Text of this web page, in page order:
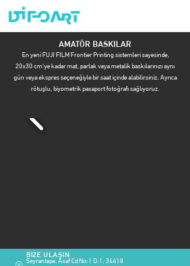
AMATÖR BASKILAR
En yeni FUJI FILM Frontier Printing sistemleri sayesinde,
20x30 cm'ye kadar mat, parlak veya metalik baskılarınızı aynı
gün veya ekspres seçeneğiyle bir saat içinde alabilirsiniz. Ayrıca
rötuşlu, biyometrik pasaport fotoğrafı sağlıyoruz.
BİZE ULAŞIN
Seyrantepe, Asaf Cd No:1 D:1, 34418